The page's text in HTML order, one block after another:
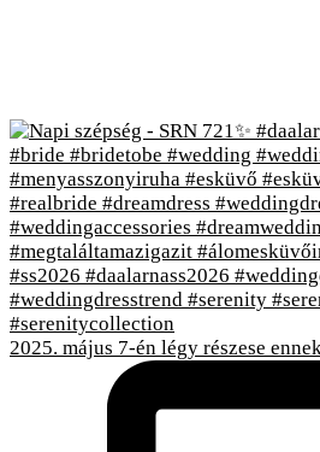
2025. május 7-én légy részese